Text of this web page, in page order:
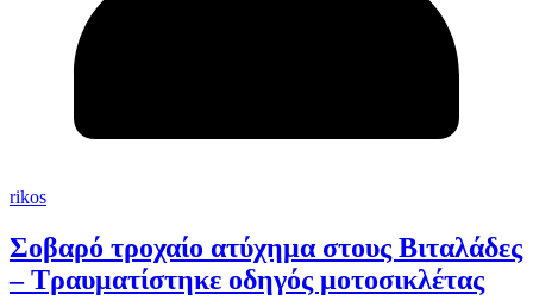
rikos
Σοβαρό τροχαίο ατύχημα στους Βιταλάδες
– Τραυματίστηκε οδηγός μοτοσικλέτας